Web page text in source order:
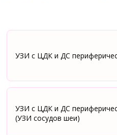
УЗИ с ЦДК и ДС
УЗИ с ЦДК и ДС
(УЗИ сосудов шеи)